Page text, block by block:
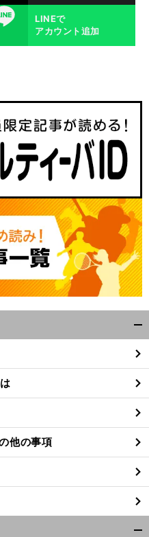
LINEで
アカウント追加
閉
る
他の事項